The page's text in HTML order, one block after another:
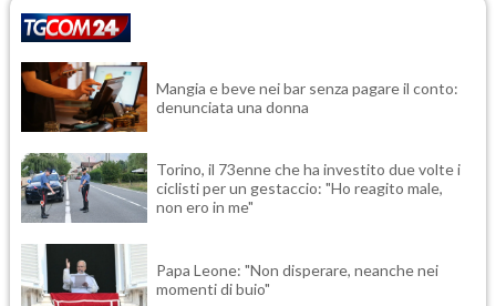
Mangia e beve nei bar senza pagare il conto:
denunciata una donna
Torino, il 73enne che ha investito due volte i
ciclisti per un gestaccio: "Ho reagito male,
non ero in me"
Papa Leone: "Non disperare, neanche nei
momenti di buio"